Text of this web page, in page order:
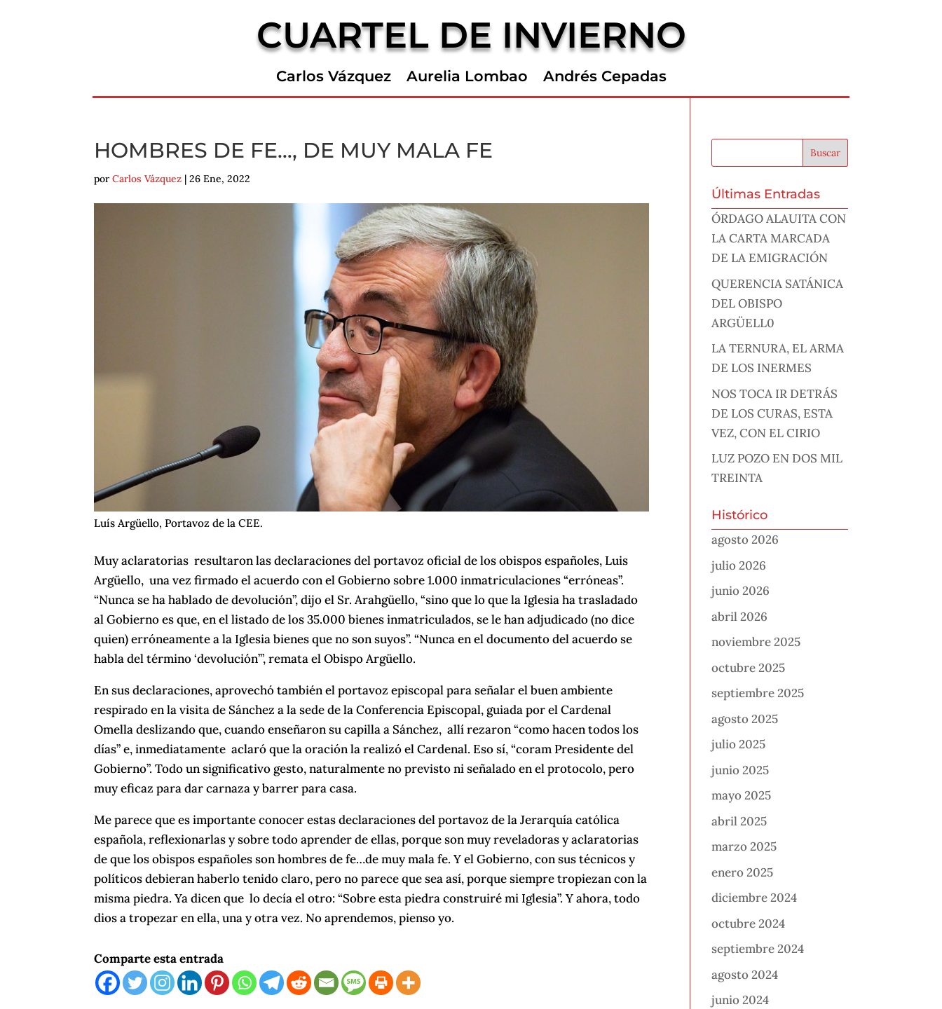
CUARTEL DE INVIERNO
Carlos Vázquez Aurelia Lombao Andrés Cepadas
HOMBRES DE FE…, DE MUY MALA FE
porCarlos Vázquez |26 Ene, 2022
Luís Argüello, Portavoz de la CEE.
Muy aclaratorias resultaron las declaraciones del portavoz oficial de los obispos españoles, Luis
Argüello, una vez firmado el acuerdo con el Gobierno sobre 1.000 inmatriculaciones “erróneas”.
“Nunca se ha hablado de devolución”, dijo el Sr. Arahgüello, “sino que lo que la Iglesia ha trasladado
al Gobierno es que, en el listado de los 35.000 bienes inmatriculados, se le han adjudicado (no dice
quien) erróneamente a la Iglesia bienes que no son suyos”. “Nunca en el documento del acuerdo se
habla del término ‘devolución’”, remata el Obispo Argüello.
En sus declaraciones, aprovechó también el portavoz episcopal para señalar el buen ambiente
respirado en la visita de Sánchez a la sede de la Conferencia Episcopal, guiada por el Cardenal
Omella deslizando que, cuando enseñaron su capilla a Sánchez, allí rezaron “como hacen todos los
días” e, inmediatamente aclaró que la oración la realizó el Cardenal. Eso sí, “coram Presidente del
Gobierno”. Todo un significativo gesto, naturalmente no previsto ni señalado en el protocolo, pero
muy eficaz para dar carnaza y barrer para casa.
Me parece que es importante conocer estas declaraciones del portavoz de la Jerarquía católica
española, reflexionarlas y sobre todo aprender de ellas, porque son muy reveladoras y aclaratorias
de que los obispos españoles son hombres de fe…de muy mala fe. Y el Gobierno, con sus técnicos y
políticos debieran haberlo tenido claro, pero no parece que sea así, porque siempre tropiezan con la
misma piedra. Ya dicen que lo decía el otro: “Sobre esta piedra construiré mi Iglesia”. Y ahora, todo
dios a tropezar en ella, una y otra vez. No aprendemos, pienso yo.
Comparte esta entrada
Últimas Entradas
ÓRDAGO ALAUITA CON
LA CARTA MARCADA
DE LA EMIGRACIÓN
QUERENCIA SATÁNICA
DEL OBISPO
ARGÜELL0
LA TERNURA, EL ARMA
DE LOS INERMES
NOS TOCA IR DETRÁS
DE LOS CURAS, ESTA
VEZ, CON EL CIRIO
LUZ POZO EN DOS MIL
TREINTA
Histórico
agosto 2026
julio 2026
junio 2026
abril 2026
noviembre 2025
octubre 2025
septiembre 2025
agosto 2025
julio 2025
junio 2025
mayo 2025
abril 2025
marzo 2025
enero 2025
diciembre 2024
octubre 2024
septiembre 2024
agosto 2024
junio 2024